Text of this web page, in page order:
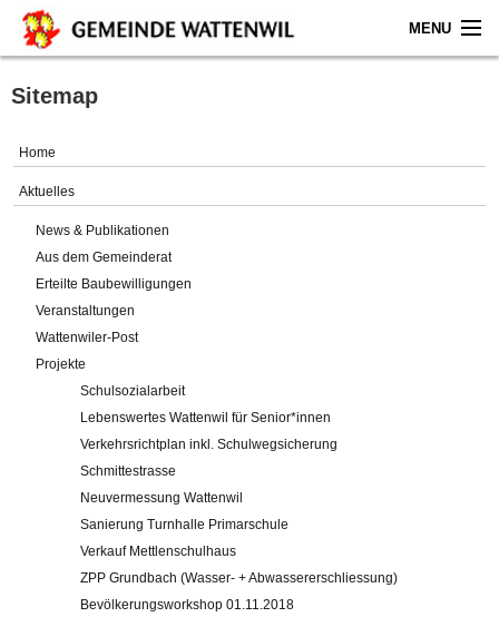
MENU
Home
Gemeinde
Verwaltung
Online-Service
Impressum
Sitemap
Home
Aktuelles
News & Publikationen
Aus dem Gemeinderat
Erteilte Baubewilligungen
Veranstaltungen
Wattenwiler-Post
Projekte
Schulsozialarbeit
Lebenswertes Wattenwil für Senior*innen
Verkehrsrichtplan inkl. Schulwegsicherung
Schmittestrasse
Neuvermessung Wattenwil
Sanierung Turnhalle Primarschule
Verkauf Mettlenschulhaus
ZPP Grundbach (Wasser- + Abwassererschliessung)
Bevölkerungsworkshop 01.11.2018